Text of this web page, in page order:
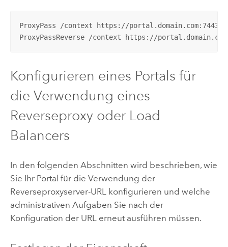
ProxyPass /context https://portal.domain.com:7443/
ProxyPassReverse /context https://
Konfigurieren eines Portals für
die Verwendung eines
Reverseproxy oder Load
Balancers
In den folgenden Abschnitten wird beschrieben, wie
Sie Ihr Portal für die Verwendung der
Reverseproxyserver-URL konfigurieren und welche
administrativen Aufgaben Sie nach der
Konfiguration der URL erneut ausführen müssen.